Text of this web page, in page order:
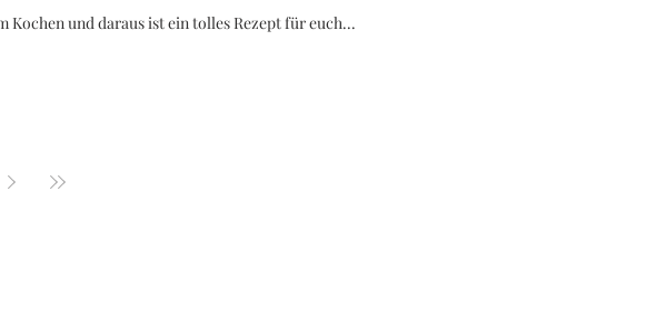
Kochen und daraus ist ein tolles Rezept für euch...